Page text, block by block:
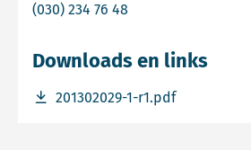
(030) 234 76 48
Downloads en links
201302029-1-r1.pdf
Download bestand 201302029-1-